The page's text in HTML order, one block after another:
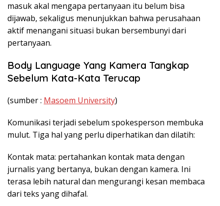
masuk akal mengapa pertanyaan itu belum bisa
dijawab, sekaligus menunjukkan bahwa perusahaan
aktif menangani situasi bukan bersembunyi dari
pertanyaan.
Body Language Yang Kamera Tangkap
Sebelum Kata-Kata Terucap
(sumber : Masoem University)
Komunikasi terjadi sebelum spokesperson membuka
mulut. Tiga hal yang perlu diperhatikan dan dilatih:
Kontak mata: pertahankan kontak mata dengan
jurnalis yang bertanya, bukan dengan kamera. Ini
terasa lebih natural dan mengurangi kesan membaca
dari teks yang dihafal.